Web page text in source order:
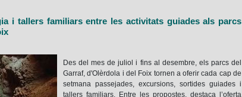
i tallers familiars entre les activitats guiades als parcs
Des del mes de juliol i fins al desembre, els parcs del
Garraf, d'Olèrdola i del Foix tornen a oferir cada cap de
setmana passejades, excursions, sortides guiades i
tallers familiars. Entre les propostes, destaca l’oferta